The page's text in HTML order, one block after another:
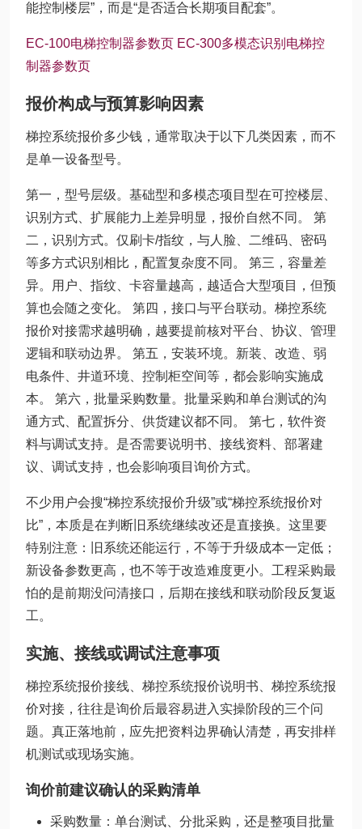
能控制楼层”，而是“是否适合长期项目配套”。
EC-100电梯控制器参数页 EC-300多模态识别电梯控
制器参数页
报价构成与预算影响因素
梯控系统报价多少钱，通常取决于以下几类因素，而不
是单一设备型号。
第一，型号层级。基础型和多模态项目型在可控楼层、
识别方式、扩展能力上差异明显，报价自然不同。 第
二，识别方式。仅刷卡/指纹，与人脸、二维码、密码
等多方式识别相比，配置复杂度不同。 第三，容量差
异。用户、指纹、卡容量越高，越适合大型项目，但预
算也会随之变化。 第四，接口与平台联动。梯控系统
报价对接需求越明确，越要提前核对平台、协议、管理
逻辑和联动边界。 第五，安装环境。新装、改造、弱
电条件、井道环境、控制柜空间等，都会影响实施成
本。 第六，批量采购数量。批量采购和单台测试的沟
通方式、配置拆分、供货建议都不同。 第七，软件资
料与调试支持。是否需要说明书、接线资料、部署建
议、调试支持，也会影响项目询价方式。
不少用户会搜“梯控系统报价升级”或“梯控系统报价对
比”，本质是在判断旧系统继续改还是直接换。这里要
特别注意：旧系统还能运行，不等于升级成本一定低；
新设备参数更高，也不等于改造难度更小。工程采购最
怕的是前期没问清接口，后期在接线和联动阶段反复返
工。
实施、接线或调试注意事项
梯控系统报价接线、梯控系统报价说明书、梯控系统报
价对接，往往是询价后最容易进入实操阶段的三个问
题。真正落地前，应先把资料边界确认清楚，再安排样
机测试或现场实施。
询价前建议确认的采购清单
采购数量：单台测试、分批采购，还是整项目批量